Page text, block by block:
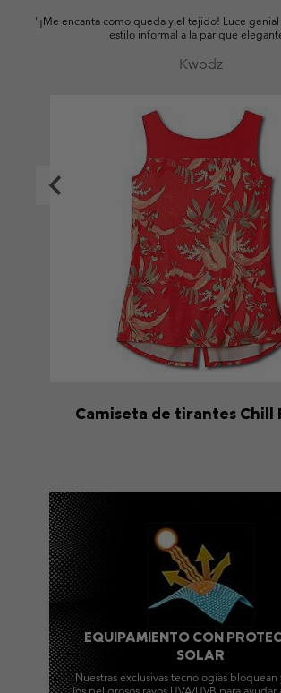
"¡Me encanta como queda y el tejido! Luce
estilo informal a la par que
Kwodz
Camiseta de tirantes Chill
EQUIPAMIENTO CON
SOLAR
Nuestras exclusivas tecnologías bloquean
los peligrosos rayos UVA/UVB para ayudar